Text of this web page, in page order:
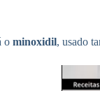
o minoxidil, usado